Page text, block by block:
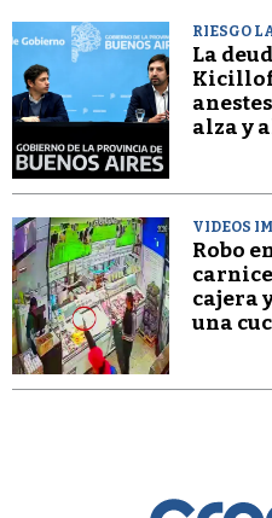
RIESGO
La
Kicillof
alza y
VIDEOS
Robo
cajera
una